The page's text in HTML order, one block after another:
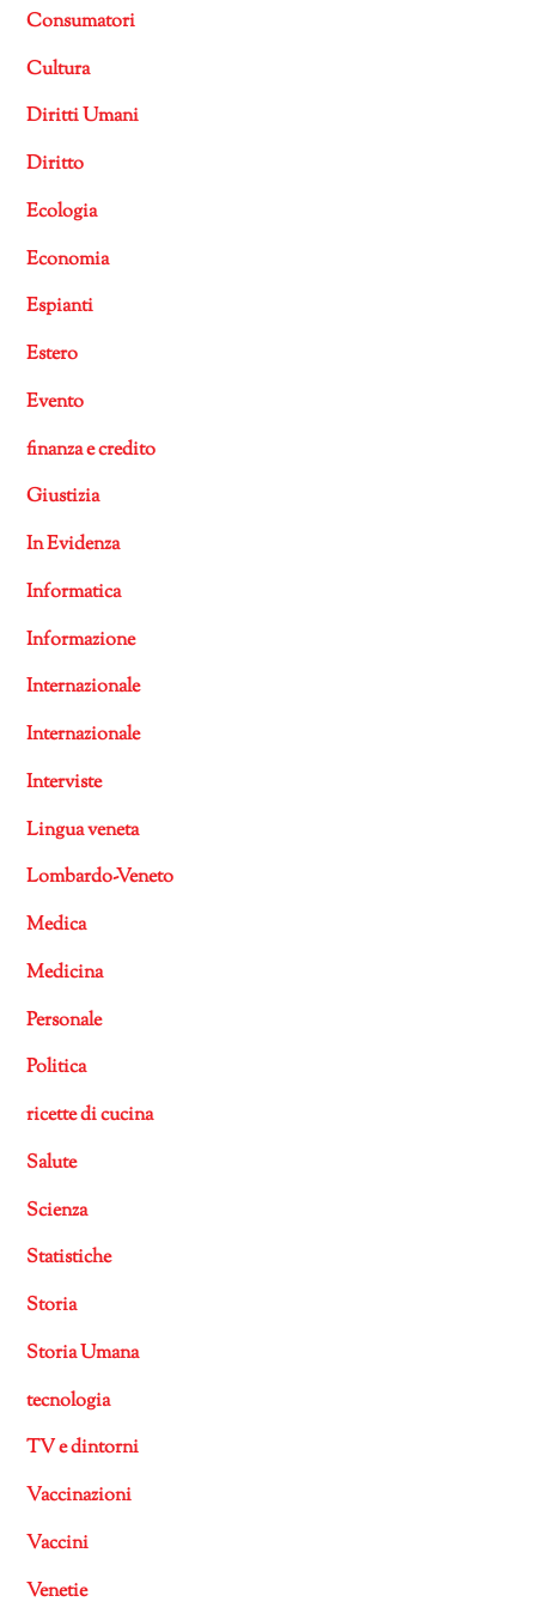
Consumatori
Cultura
Diritti Umani
Diritto
Ecologia
Economia
Espianti
Estero
Evento
finanza e credito
Giustizia
In Evidenza
Informatica
Informazione
Internazionale
Internazionale
Interviste
Lingua veneta
Lombardo-Veneto
Medica
Medicina
Personale
Politica
ricette di cucina
Salute
Scienza
Statistiche
Storia
Storia Umana
tecnologia
TV e dintorni
Vaccinazioni
Vaccini
Venetie